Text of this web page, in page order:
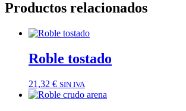
Productos relacionados
Roble tostado
21,32 € SIN IVA